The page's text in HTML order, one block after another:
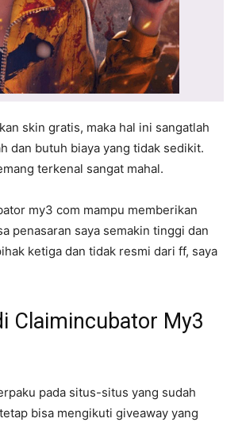
skin gratis, maka hal ini sangatlah
dan butuh biaya yang tidak sedikit.
terkenal sangat mahal.
my3 com mampu memberikan
penasaran saya semakin tinggi dan
ketiga dan tidak resmi dari ff, saya
Claimincubator My3
pada situs-situs yang sudah
bisa mengikuti giveaway yang